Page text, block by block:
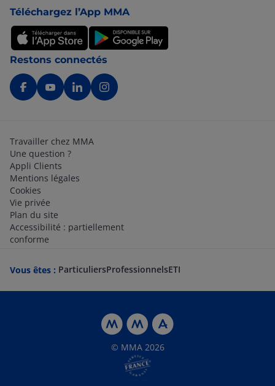
Téléchargez l’App MMA
Restons connectés
Travailler chez MMA
Une question ?
Appli Clients
Mentions légales
Cookies
Vie privée
Plan du site
Accessibilité : partiellement
conforme
Vous êtes : ParticuliersProfessionnelsETI
© MMA 2026